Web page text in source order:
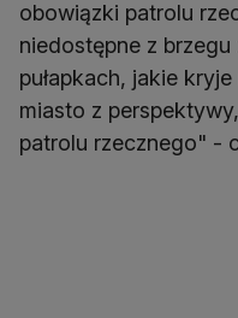
obowiązki patrolu
niedostępne z brzegu
pułapkach, jakie
miasto z
patrolu rzecznego" -